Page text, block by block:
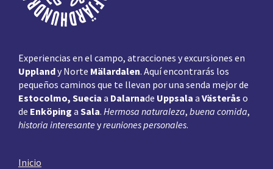
Experiencias en el campo, atracciones y excursiones en
Upplandy Norte Mälardalen. Aquí encontrarás los
pequeños caminos que te llevan por una senda mejor de
Estocolmo, Suecia a Dalarnade Uppsala a Västerås o
de Enköping a Sala. Hermosa naturaleza, buena comida,
historia interesante yreuniones personales.
Inicio